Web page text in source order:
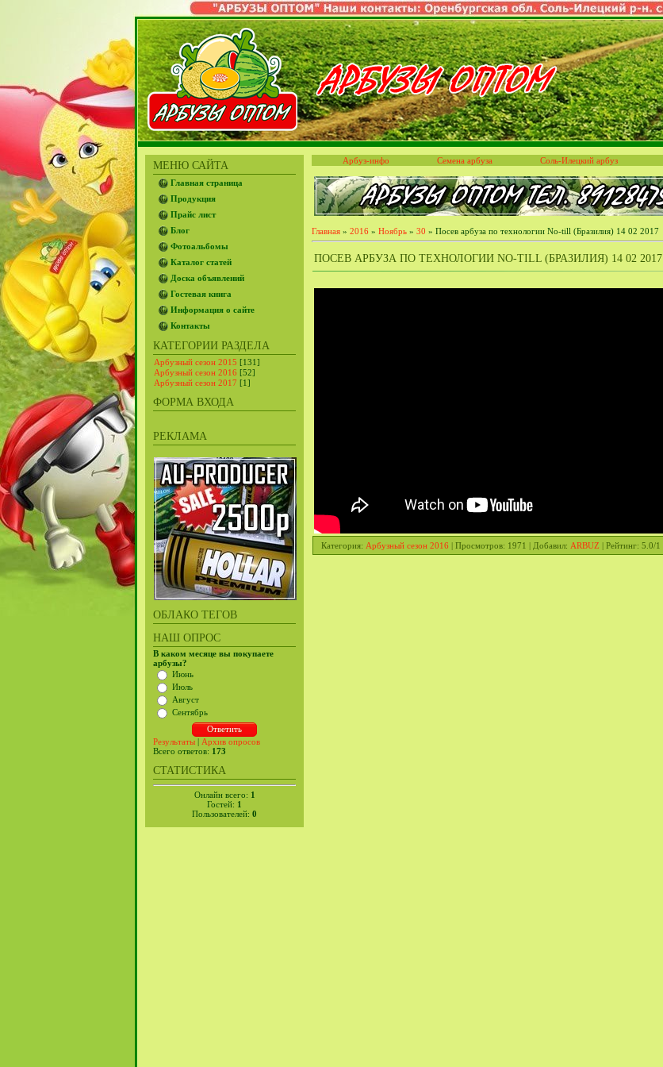
МЕНЮ САЙТА
Главная страница
Продукция
Прайс лист
Блог
Фотоальбомы
Каталог статей
Доска объявлений
Гостевая книга
Информация о сайте
Контакты
КАТЕГОРИИ РАЗДЕЛА
Арбузный сезон 2015 [131]
Арбузный сезон 2016 [52]
Арбузный сезон 2017 [1]
ФОРМА ВХОДА
РЕКЛАМА
ОБЛАКО ТЕГОВ
НАШ ОПРОС
В каком месяце вы покупаете
арбузы?
Июнь
Июль
Август
Сентябрь
Результаты | Архив опросов
Всего ответов: 173
СТАТИСТИКА
Онлайн всего: 1
Гостей: 1
Пользователей: 0
Арбуз-инфо Семена арбуза Соль-Илецкий арбуз
Главная » 2016 » Ноябрь » 30 » Посев арбуза по технологии No-till (Бразилия) 14 02 2017
ПОСЕВ АРБУЗА ПО ТЕХНОЛОГИИ NO-TILL (БРАЗИЛИЯ) 14 02 2017
Категория: Арбузный сезон 2016 | Просмотров: 1971 | Добавил: ARBUZ | Рейтинг: 5.0/1